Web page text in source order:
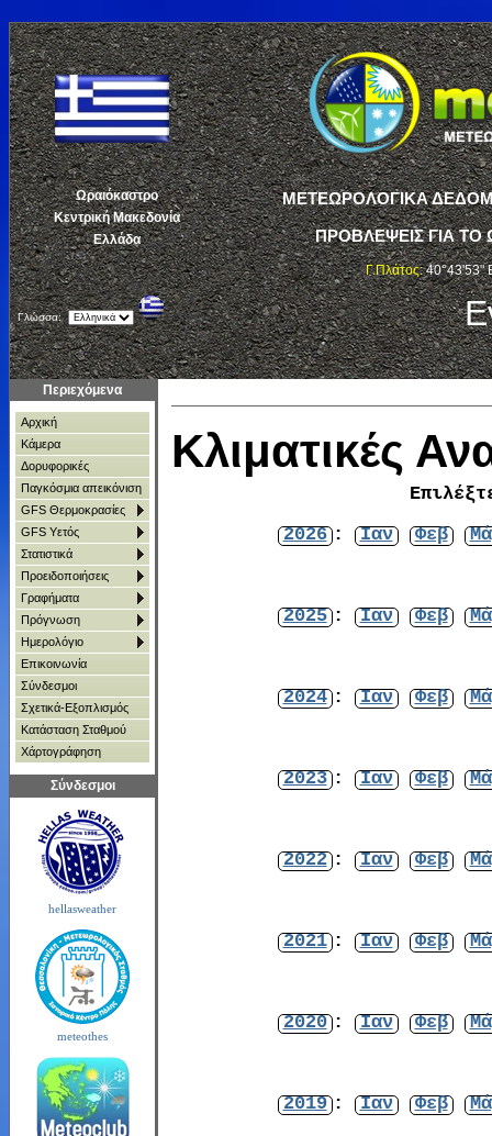
Ωραιόκαστρο
Κεντρική Μακεδονία
Ελλάδα
ΜΕΤΕΩΡΟΛΟΓΙΚΑ
ΠΡΟΒΛΕΨΕΙΣ ΓΙΑ ΤΟ
Γ.Πλάτος:40°43'53"
Γλώσσα:
Περιεχόμενα
Αρχική
Κάμερα
Δορυφορικές
Παγκόσμια απεικόνιση
GFS Θερμοκρασίες
GFS Υετός
Στατιστικά
Προειδοποιήσεις
Γραφήματα
Πρόγνωση
Ημερολόγιο
Επικοινωνία
Σύνδεσμοι
Σχετικά-Εξοπλισμός
Κατάσταση Σταθμού
Χάρτoγράφηση
Σύνδεσμοι
hellasweather
meteothes
Κλιματικές
2026 : Ιαν Φεβ
2025 : Ιαν Φεβ
2024 : Ιαν Φεβ
2023 : Ιαν Φεβ
2022 : Ιαν Φεβ
2021 : Ιαν Φεβ
2020 : Ιαν Φεβ
2019 : Ιαν Φεβ